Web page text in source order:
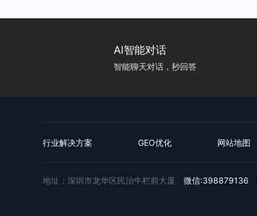
AI智能对话
智能聊天对话，秒回答
行业解决方案 GEO优化 网站地图
地址：深圳市龙华区民治牛栏前大厦 微信:398879136